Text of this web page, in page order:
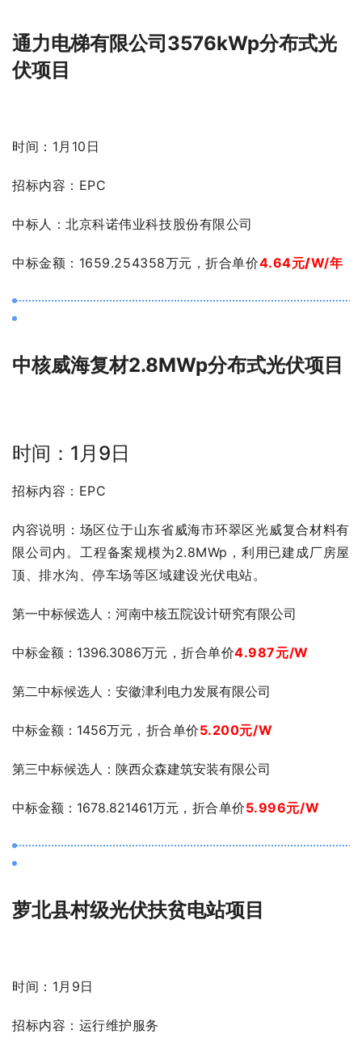
通力电梯有限公司3576kWp分布式光
伏项目
时间：1月10日
招标内容：EPC
中标人：北京科诺伟业科技股份有限公司
中标金额：1659.254358万元，折合单价4.64元/W/年
中核威海复材2.8MWp分布式光伏项目
时间：1月9日
招标内容：EPC
内容说明： 场区位于山东省威海市环翠区光威复合材料有
限公司内。工程备案规模为2.8MWp，利用已建成厂房屋
顶、排水沟、停车场等区域建设光伏电站。
第一中标候选人：河南中核五院设计研究有限公司
中标金额： 1396.3086万元，折合单价4.987元/W
第二中标候选人：安徽津利电力发展有限公司
中标金额：1456万元 ，折合单价5.200元/W
第三中标候选人：陕西众森建筑安装有限公司
中标金额 ：1678.821461万元 ，折合单价5.996元/W
萝北县村级光伏扶贫电站项目
时间：1月9日
招标内容： 运行维护服务